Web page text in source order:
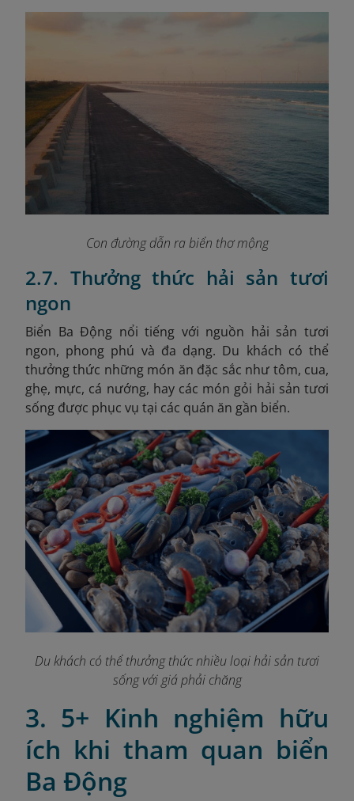
Con đường dẫn ra biển thơ mộng
2.7. Thưởng thức hải sản tươi
ngon
Biển Ba Động nổi tiếng với nguồn hải sản tươi
ngon, phong phú và đa dạng. Du khách có thể
thưởng thức những món ăn đặc sắc như tôm, cua,
ghẹ, mực, cá nướng, hay các món gỏi hải sản tươi
sống được phục vụ tại các quán ăn gần biển.
Du khách có thể thưởng thức nhiều loại hải sản tươi
sống với giá phải chăng
3. 5+ Kinh nghiệm hữu
ích khi tham quan biển
Ba Động